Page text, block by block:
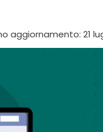
aggiornamento: 21